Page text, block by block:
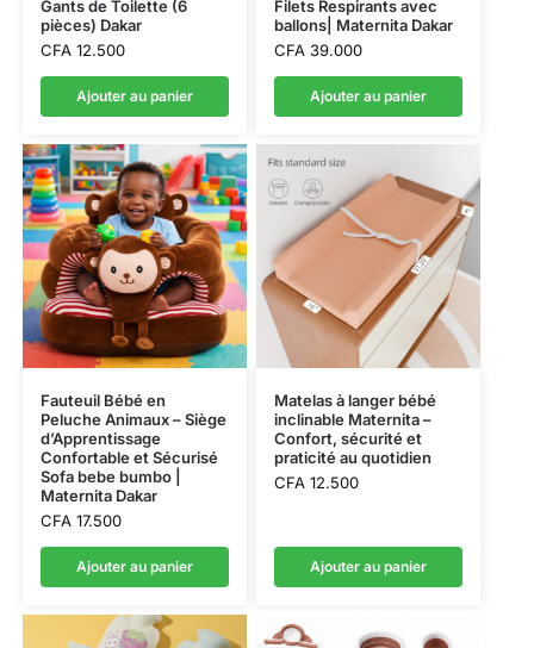
Gants de Toilette (6
pièces) Dakar
CFA12.500
Ajouter au panier
Filets Respirants avec
ballons| Maternita Dakar
CFA39.000
Ajouter au panier
Fauteuil Bébé en
Peluche Animaux – Siège
d’Apprentissage
Confortable et Sécurisé
Sofa bebe bumbo |
Maternita Dakar
CFA17.500
Ajouter au panier
Matelas à langer bébé
inclinable Maternita –
Confort, sécurité et
praticité au quotidien
CFA12.500
Ajouter au panier